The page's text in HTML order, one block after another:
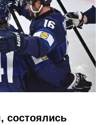
состоялись